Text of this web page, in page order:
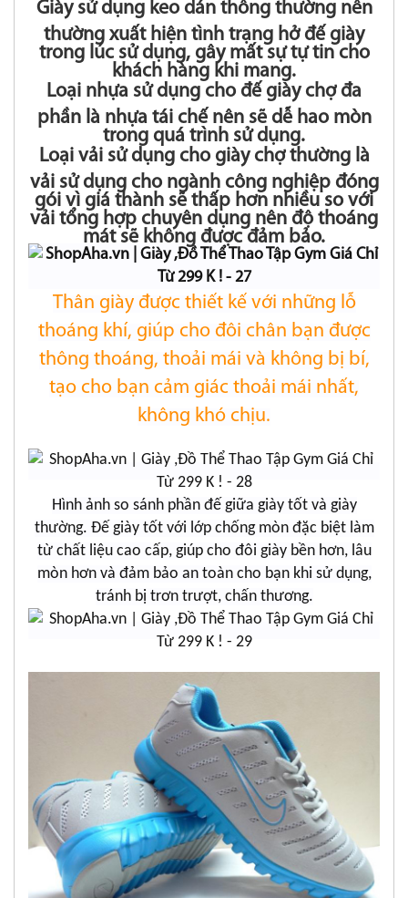
Giày sử dụng keo dán thông thường nên
thường xuất hiện tình trạng hở đế giày
trong lúc sử dụng, gây mất sự tự tin cho
khách hàng khi mang.
Loại nhựa sử dụng cho đế giày chợ đa
phần là nhựa tái chế nên sẽ dễ hao mòn
trong quá trình sử dụng.
Loại vải sử dụng cho giày chợ thường là
vải sử dụng cho ngành công nghiệp đóng
gói vì giá thành sẽ thấp hơn nhiều so với
vải tổng hợp chuyên dụng nên độ thoáng
mát sẽ không được đảm bảo.
Thân giày được thiết kế với những lỗ
thoáng khí, giúp cho đôi chân bạn được
thông thoáng, thoải mái và không bị bí,
tạo cho bạn cảm giác thoải mái nhất,
không khó chịu.
Hình ảnh so sánh phần đế giữa giày tốt và giày
thường. Đế giày tốt với lớp chống mòn đặc biệt làm
từ chất liệu cao cấp, giúp cho đôi giày bền hơn, lâu
mòn hơn và đảm bảo an toàn cho bạn khi sử dụng,
tránh bị trơn trượt, chấn thương.